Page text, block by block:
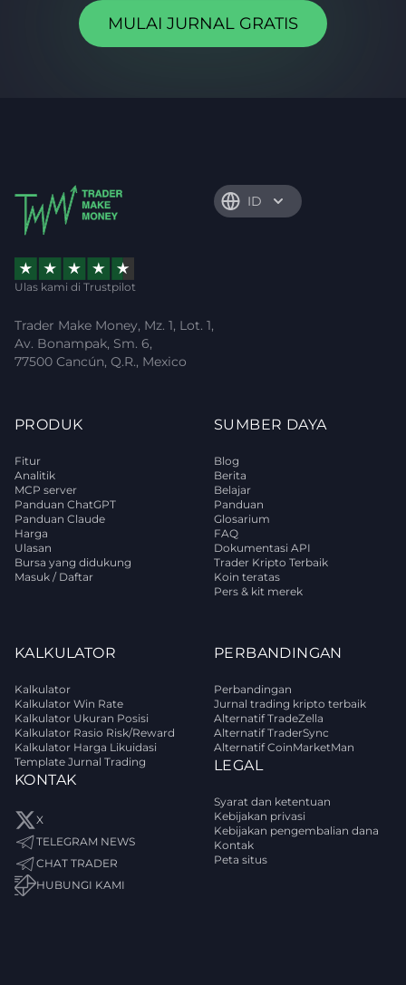
MULAI JURNAL GRATIS
ID
Ulas kami di Trustpilot
Trader Make Money, Mz. 1, Lot. 1,
Av. Bonampak, Sm. 6,
77500 Cancún, Q.R., Mexico
PRODUK
Fitur
Analitik
MCP server
Panduan ChatGPT
Panduan Claude
Harga
Ulasan
Bursa yang didukung
Masuk / Daftar
SUMBER DAYA
Blog
Berita
Belajar
Panduan
Glosarium
FAQ
Dokumentasi API
Trader Kripto Terbaik
Koin teratas
Pers & kit merek
KALKULATOR
Kalkulator
Kalkulator Win Rate
Kalkulator Ukuran Posisi
Kalkulator Rasio Risk/Reward
Kalkulator Harga Likuidasi
Template Jurnal Trading
KONTAK
X
TELEGRAM NEWS
CHAT TRADER
HUBUNGI KAMI
PERBANDINGAN
Perbandingan
Jurnal trading kripto terbaik
Alternatif TradeZella
Alternatif TraderSync
Alternatif CoinMarketMan
LEGAL
Syarat dan ketentuan
Kebijakan privasi
Kebijakan pengembalian dana
Kontak
Peta situs